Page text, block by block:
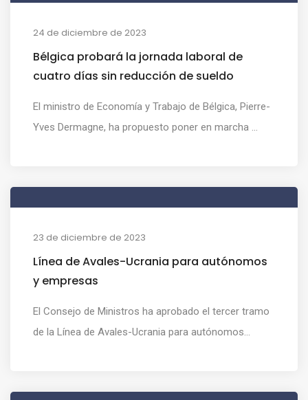
24 de diciembre de 2023
Bélgica probará la jornada laboral de
cuatro días sin reducción de sueldo
El ministro de Economía y Trabajo de Bélgica, Pierre-
Yves Dermagne, ha propuesto poner en marcha ...
23 de diciembre de 2023
Línea de Avales-Ucrania para autónomos
y empresas
El Consejo de Ministros ha aprobado el tercer tramo
de la Línea de Avales-Ucrania para autónomos...